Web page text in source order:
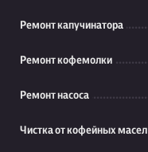
Ремонт капучинатора
Ремонт кофемолки
Ремонт насоса
Чистка от кофейных масел